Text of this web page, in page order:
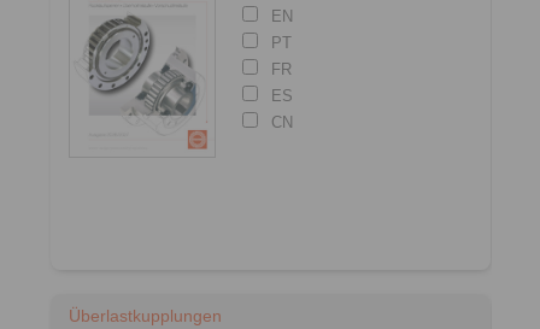
EN
PT
FR
ES
CN
Überlastkupplungen